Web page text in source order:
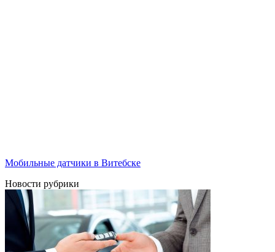
Мобильные датчики в Витебске
Новости рубрики